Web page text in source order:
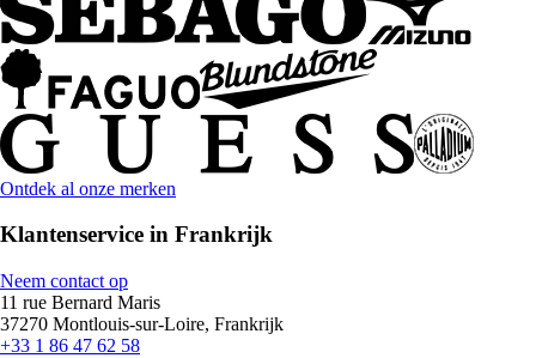
Ontdek al onze merken
Klantenservice in Frankrijk
Neem contact op
11 rue Bernard Maris
37270 Montlouis-sur-Loire, Frankrijk
+33 1 86 47 62 58